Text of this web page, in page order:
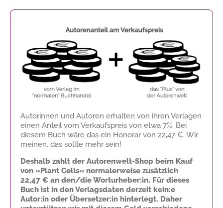
Autorinnen und Autoren erhalten von ihren Verlagen
einen Anteil vom Verkaufspreis von etwa 7%. Bei
diesem Buch wäre das ein Honorar von 22,47 €. Wir
meinen, das sollte mehr sein!
Deshalb zahlt der Autorenwelt-Shop beim Kauf
von »Plant Cells« normalerweise zusätzlich
22,47 € an den/die Worturheber:in. Für dieses
Buch ist in den Verlagsdaten derzeit kein:e
Autor:in oder Übersetzer:in hinterlegt. Daher